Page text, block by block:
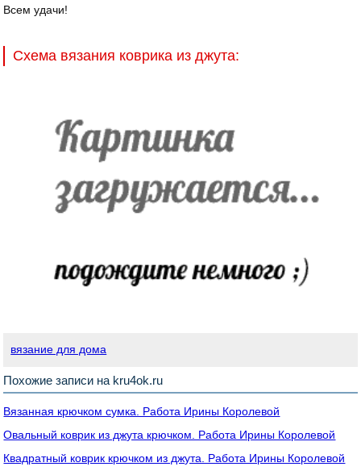
Всем удачи!
Схема вязания коврика из джута:
вязание для дома
Похожие записи на kru4ok.ru
Вязанная крючком сумка. Работа Ирины Королевой
Овальный коврик из джута крючком. Работа Ирины Королевой
Квадратный коврик крючком из джута. Работа Ирины Королевой